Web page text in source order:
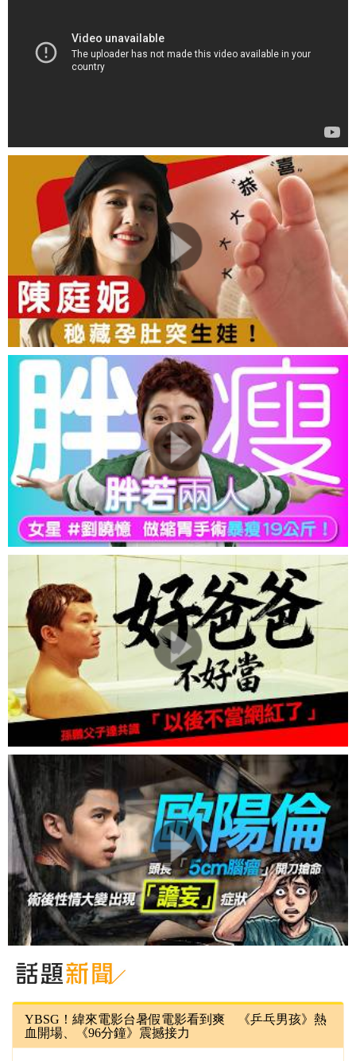
YBSG！緯來電影台暑假電影看到爽 《乒乓男孩》熱
血開場、《96分鐘》震撼接力